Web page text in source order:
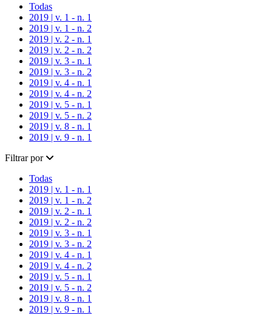
Todas
2019 | v. 1 - n. 1
2019 | v. 1 - n. 2
2019 | v. 2 - n. 1
2019 | v. 2 - n. 2
2019 | v. 3 - n. 1
2019 | v. 3 - n. 2
2019 | v. 4 - n. 1
2019 | v. 4 - n. 2
2019 | v. 5 - n. 1
2019 | v. 5 - n. 2
2019 | v. 8 - n. 1
2019 | v. 9 - n. 1
Filtrar por
Todas
2019 | v. 1 - n. 1
2019 | v. 1 - n. 2
2019 | v. 2 - n. 1
2019 | v. 2 - n. 2
2019 | v. 3 - n. 1
2019 | v. 3 - n. 2
2019 | v. 4 - n. 1
2019 | v. 4 - n. 2
2019 | v. 5 - n. 1
2019 | v. 5 - n. 2
2019 | v. 8 - n. 1
2019 | v. 9 - n. 1